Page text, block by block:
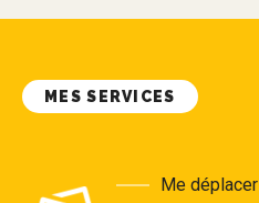
MES SERVICES
Me déplacer